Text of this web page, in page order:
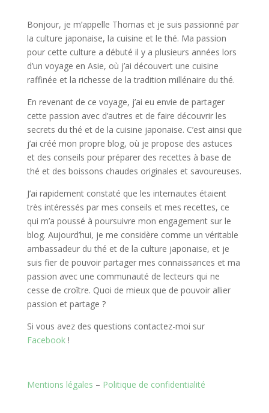
Bonjour, je m’appelle Thomas et je suis passionné par
la culture japonaise, la cuisine et le thé. Ma passion
pour cette culture a débuté il y a plusieurs années lors
d’un voyage en Asie, où j’ai découvert une cuisine
raffinée et la richesse de la tradition millénaire du thé.
En revenant de ce voyage, j’ai eu envie de partager
cette passion avec d’autres et de faire découvrir les
secrets du thé et de la cuisine japonaise. C’est ainsi que
j’ai créé mon propre blog, où je propose des astuces
et des conseils pour préparer des recettes à base de
thé et des boissons chaudes originales et savoureuses.
J’ai rapidement constaté que les internautes étaient
très intéressés par mes conseils et mes recettes, ce
qui m’a poussé à poursuivre mon engagement sur le
blog. Aujourd’hui, je me considère comme un véritable
ambassadeur du thé et de la culture japonaise, et je
suis fier de pouvoir partager mes connaissances et ma
passion avec une communauté de lecteurs qui ne
cesse de croître. Quoi de mieux que de pouvoir allier
passion et partage ?
Si vous avez des questions contactez-moi sur
Facebook!
Mentions légales – Politique de confidentialité